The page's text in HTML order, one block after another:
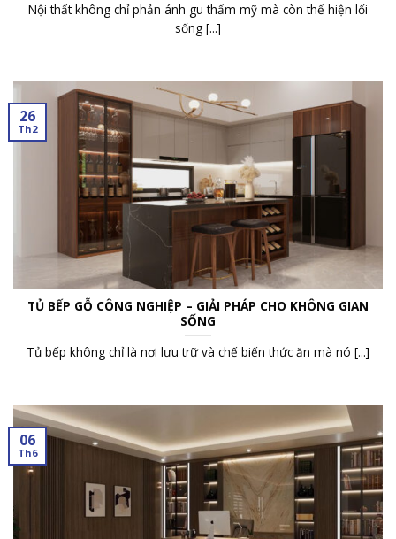
Nội thất không chỉ phản ánh gu thẩm mỹ mà còn thể hiện lối
sống [...]
TỦ BẾP GỖ CÔNG NGHIỆP – GIẢI PHÁP CHO KHÔNG GIAN
SỐNG
Tủ bếp không chỉ là nơi lưu trữ và chế biến thức ăn mà nó [...]
26
Th2
06
Th6